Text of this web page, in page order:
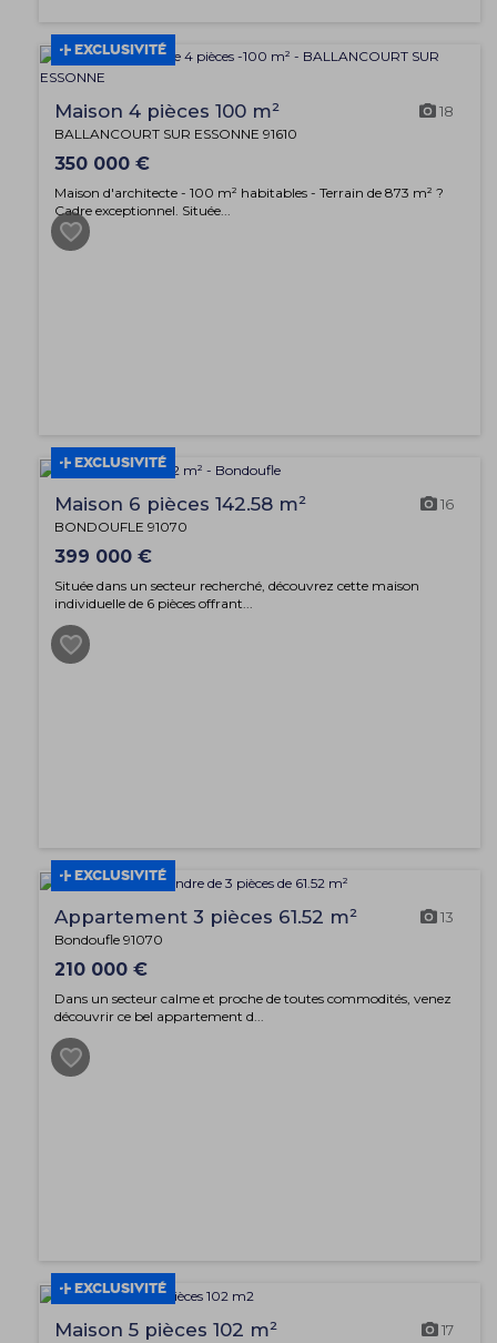
EXCLUSIVITÉ
Maison 4 pièces 100 m² 18
BALLANCOURT SUR ESSONNE 91610
350 000 €
Maison d'architecte - 100 m² habitables - Terrain de 873 m² ?
Cadre exceptionnel. Située...
EXCLUSIVITÉ
Maison 6 pièces 142.58 m² 16
BONDOUFLE 91070
399 000 €
Située dans un secteur recherché, découvrez cette maison
individuelle de 6 pièces offrant...
EXCLUSIVITÉ
Appartement 3 pièces 61.52 m² 13
Bondoufle 91070
210 000 €
Dans un secteur calme et proche de toutes commodités, venez
découvrir ce bel appartement d...
EXCLUSIVITÉ
Maison 5 pièces 102 m² 17